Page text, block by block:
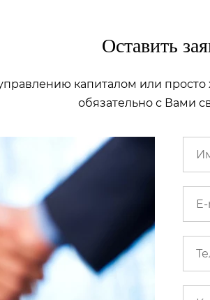
Оставить
капиталом или просто
обязательно с Вами